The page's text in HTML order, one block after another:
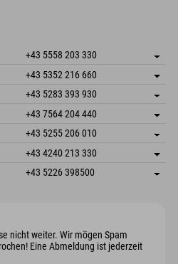
+43 5558 203 330
Adresse speichern
Anreiseinfos
Buchen
+43 5352 216 660
Adresse speichern
Buchen
+43 5283 393 930
Adresse speichern
Anreiseinfos
Buchen
+43 7564 204 440
Adresse speichern
Buchen
+43 5255 206 010
Adresse speichern
Anreiseinfos
Buchen
+43 4240 213 330
Adresse speichern
+43 5226 398500
nicht weiter. Wir mögen Spam
Eine Abmeldung ist jederzeit